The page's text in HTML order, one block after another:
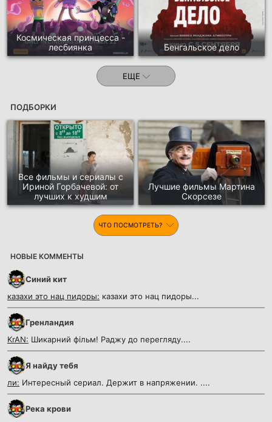
Космическая принцесса -
лесбиянка
Бенгальское дело
ЕЩЕ
ПОДБОРКИ
Все фильмы и сериалы с
Ириной Горбачевой: от
лучших к худшим
Лучшие фильмы Мартина
Скорсезе
ЧТО ПОСМОТРЕТЬ?
НОВЫЕ КОММЕНТЫ
Синий кит
казахи это нац пидоры: казахи это нац пидоры...
Гренландия
KrAN: Шикарний фільм! Раджу до перегляду....
Я найду тебя
ли: Интересный сериал. Держит в напряжении. ....
Река крови